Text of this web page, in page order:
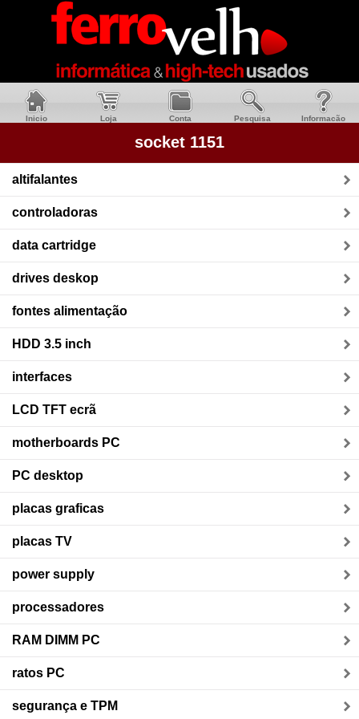
Inicio Loja Conta Pesquisa Informacão
socket 1151
altifalantes
controladoras
data cartridge
drives deskop
fontes alimentação
HDD 3.5 inch
interfaces
LCD TFT ecrã
motherboards PC
PC desktop
placas graficas
placas TV
power supply
processadores
RAM DIMM PC
ratos PC
segurança e TPM